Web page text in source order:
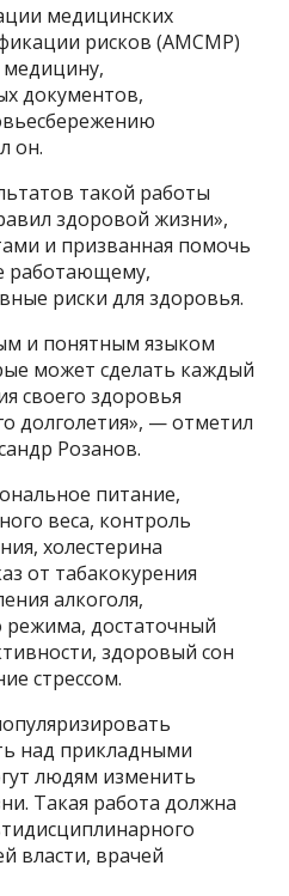
медицинских
рисков (АМСМР)
медицину,
документов,
он.
такой работы
здоровой жизни»,
и призванная помочь
работающему,
риски для здоровья.
и понятным языком
может сделать каждый
своего здоровья
долголетия», — отметил
Розанов.
питание,
веса, контроль
холестерина
от табакокурения
алкоголя,
режима, достаточный
здоровый сон
стрессом.
над прикладными
людям изменить
Такая работа должна
власти, врачей